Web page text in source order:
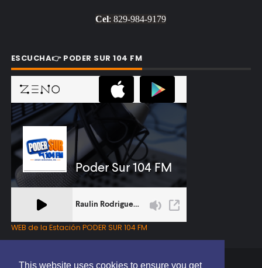
This website uses cookies to ensure you get
Cel: 829-984-9179
ESCUCHA👉 PODER SUR 104 FM
WEB de la Estación PODER SUR 104 FM